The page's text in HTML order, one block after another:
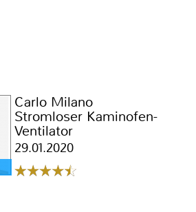
Carlo Milano
Stromloser Kaminofen-
Ventilator
29.01.2020